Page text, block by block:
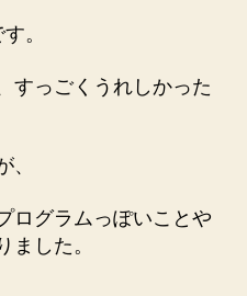
。
すっごくうれしかった
、
ログラムっぽいことや
ました。